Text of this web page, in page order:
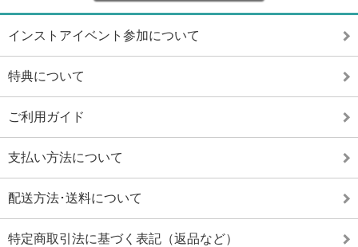
インストアイベント参加について
特典について
ご利用ガイド
支払い方法について
配送方法･送料について
特定商取引法に基づく表記（返品など）